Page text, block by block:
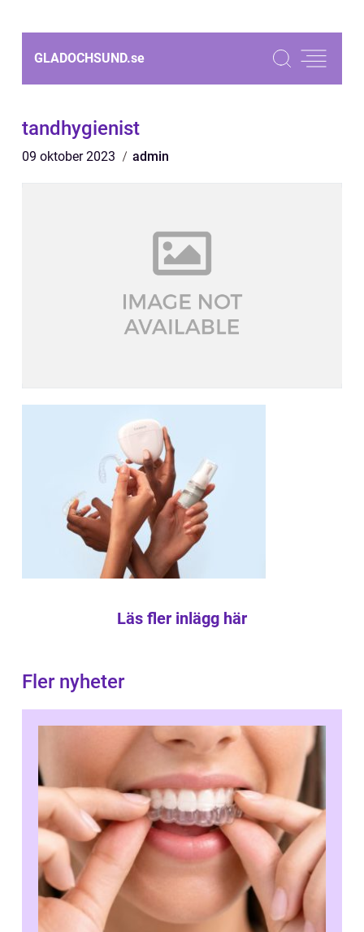
GLADOCHSUND.se
tandhygienist
09 oktober 2023 admin
Läs fler inlägg här
Fler nyheter